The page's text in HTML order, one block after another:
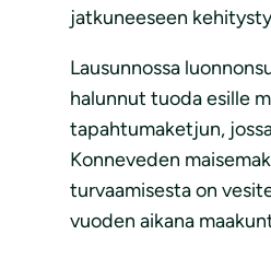
jatkuneeseen
Lausunnossa
halunnut tuoda esille
tapahtumaketjun,
Konneveden
turvaamisesta on
vuoden aikana